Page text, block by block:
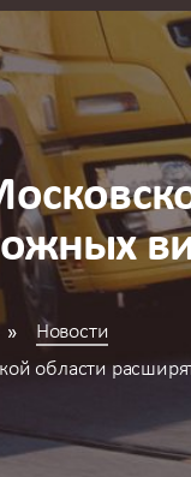
Новости
области